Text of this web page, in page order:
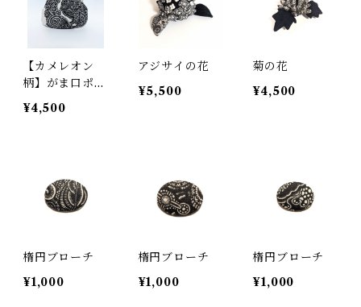
【カメレオン
柄】がま口ポー
チ
¥4,500
アジサイの花
¥5,500
菊の花
¥4,500
楕円ブローチ
¥1,000
楕円ブローチ
¥1,000
楕円ブローチ
¥1,000